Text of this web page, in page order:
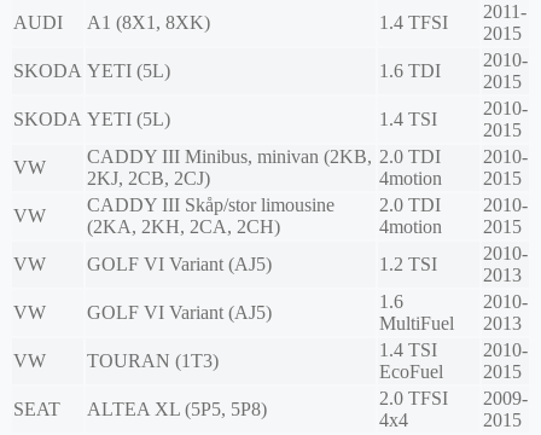
AUDI
A1 (8X1, 8XK) 1.4 TFSI
2011-
2015
SKODA YETI (5L) 1.6 TDI
2010-
2015
SKODA YETI (5L) 1.4 TSI
2010-
2015
VW
CADDY III Minibus, minivan (2KB,
2KJ, 2CB, 2CJ)
2.0 TDI
4motion
2010-
2015
VW
CADDY III Skåp/stor limousine
(2KA, 2KH, 2CA, 2CH)
2.0 TDI
4motion
2010-
2015
VW
GOLF VI Variant (AJ5) 1.2 TSI
2010-
2013
VW
GOLF VI Variant (AJ5)
1.6
MultiFuel
2010-
2013
VW
TOURAN (1T3)
1.4 TSI
EcoFuel
2010-
2015
SEAT
ALTEA XL (5P5, 5P8)
2.0 TFSI
4x4
2009-
2015